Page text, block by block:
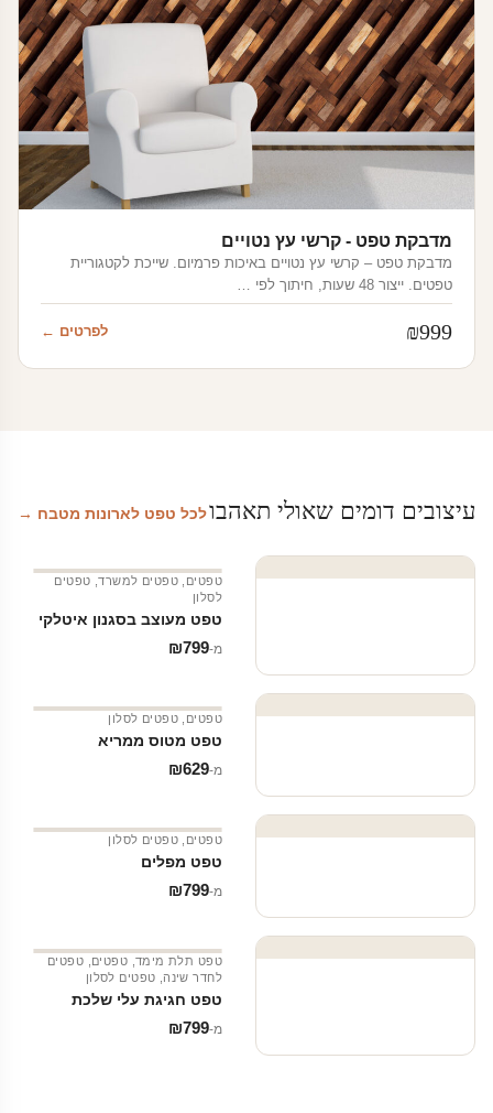
מדבקת טפט - קרשי עץ נטויים
מדבקת טפט – קרשי עץ נטויים באיכות פרמיום. שייכת לקטגוריית
טפטים. ייצור 48 שעות, חיתוך לפי …
₪999 לפרטים ←
עיצובים דומים שאולי תאהבולכל טפט לארונות מטבח →
טפטים טפטים למשרד, טפטים
לסלון
טפט מעוצב בסגנון איטלקי
מ‑ ₪799
טפטים טפטים לסלון
טפט מטוס ממריא
מ‑ ₪629
טפטים טפטים לסלון
טפט מפלים
מ‑ ₪799
טפט תלת מימד טפטים
טפטים
לחדר שינה
טפטים לסלון
טפט חגיגת עלי שלכת
מ‑ ₪799